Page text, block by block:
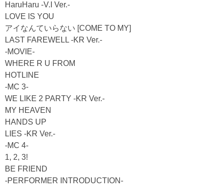
HaruHaru -V.I Ver.-
LOVE IS YOU
アイなんていらない [COME TO MY]
LAST FAREWELL -KR Ver.-
-MOVIE-
WHERE R U FROM
HOTLINE
-MC 3-
WE LIKE 2 PARTY -KR Ver.-
MY HEAVEN
HANDS UP
LIES -KR Ver.-
-MC 4-
1, 2, 3!
BE FRIEND
-PERFORMER INTRODUCTION-